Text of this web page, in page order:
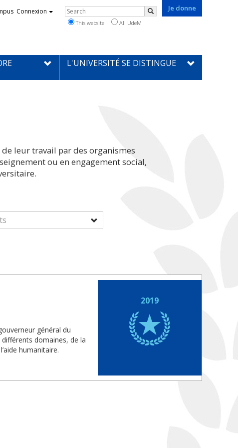
Je donne
Connexion Rechercher
Search
This website All UdeM
L'UNIVERSITÉ SE DISTINGUE
leur travail par des organismes
ou en engagement social,
général du
domaines, de la
humanitaire.
2019